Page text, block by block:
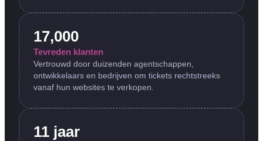
17,000
Tevreden klanten
Vertrouwd door duizenden agentschappen,
ontwikkelaars en bedrijven om tickets rechtstreeks
vanaf hun websites te verkopen.
11 jaar